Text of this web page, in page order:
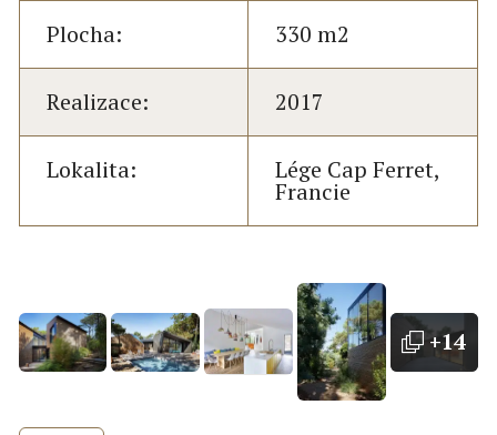
Plocha: 330 m2
Realizace: 2017
Lokalita: Lége Cap Ferret,
Francie
+14